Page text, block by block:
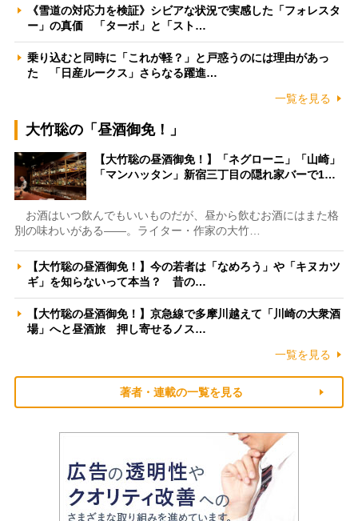
《雪道の対応力を検証》シビアな状況で実感した「フォレスタ
ー」の真価 「ターボ」と「スト…
乗り込むと同時に「これが軽？」と戸惑うのには理由があっ
た 「日産ルークス」さらなる躍進…
一覧を見る
大竹聡の「昼酒御免！」
【大竹聡の昼酒御免！】「ネグローニ」「山崎」
「マンハッタン」新宿三丁目の隠れ家バーで1…
お酒はいつ飲んでもいいものだが、昼から飲むお酒にはまた格
別の味わいがある――。ライター・作家の大竹…
【大竹聡の昼酒御免！】今の若者は「なめろう」や「キヌカツ
ギ」を知らないって本当？ 昔の…
【大竹聡の昼酒御免！】京急線で多摩川越えて「川崎の大衆酒
場」へと昼酒旅 押し寄せるノス…
一覧を見る
著者・連載の一覧を見る